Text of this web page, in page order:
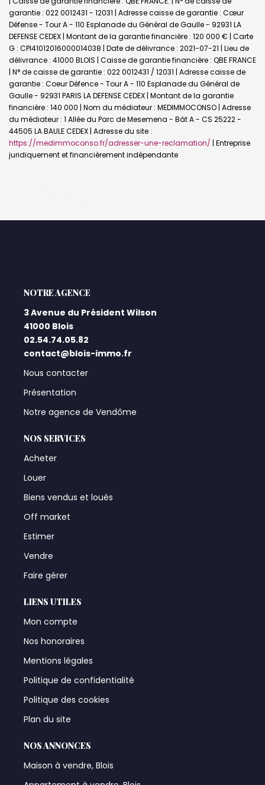
garantie : 022 0012431 - 12031 | Adresse caisse de garantie : Cœur
Défense - Tour A - 110 Esplanade du Général de Gaulle - 92931 LA
DEFENSE CEDEX | Montant de la garantie financière : 120 000 € | Carte
G : CPI41012016000014038 | Date de délivrance : 2021-07-21 | Lieu de
délivrance : 41000 BLOIS | Caisse de garantie financière : QBE FRANCE
| N° de caisse de garantie : 022 0012431 / 12031 | Adresse caisse de
garantie : Coeur Défence - Tour A - 110 Esplanade du Général de
Gaulle - 92931 PARIS LA DEFENSE CEDEX | Montant de la garantie
financière : 140 000 | Nom du médiateur : MEDIMMOCONSO | Adresse
du médiateur : 1 Allée du Parc de Mesemena - Bât A - CS 25222 -
44505 LA BAULE CEDEX | Adresse du site :
https://medimmoconso.fr/adresser-une-reclamation/ | Entreprise
juridiquement et financièrement indépendante
L'AGENCE
3 Avenue du Président Wilson
41000 Blois
02.54.74.05.82
contact@blois-immo.fr
Nous contacter
Présentation
Notre agence de Vendôme
NOS SERVICES
Acheter
Louer
Biens vendus et loués
Off market
Estimer
Vendre
Faire gérer
LIENS UTILES
Mon compte
Nos honoraires
Mentions légales
Politique de confidentialité
Politique des cookies
Plan du site
NOS ANNONCES
Maison à vendre, Blois